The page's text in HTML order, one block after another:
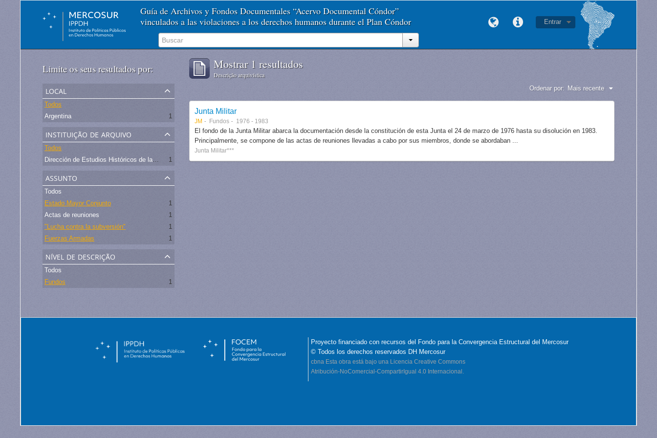
Guía de Archivos y Fondos Documentales “Acervo Documental Cóndor”
vinculados a las violaciones a los derechos humanos durante el Plan Cóndor
Entrar
Limite os seus resultados por:
local
Todos
Argentina
1
instituição de arquivo
Todos
Dirección de Estudios Históricos de la Fuerza Aérea
1
assunto
Todos
Estado Mayor Conjunto
1
Actas de reuniones
1
"Lucha contra la subversión"
1
Fuerzas Armadas
1
nível de descrição
Todos
Fundos
1
Mostrar 1 resultados
Descrição arquivística
Ordenar por: Mais recente
Junta Militar
JM Fundos 1976 - 1983
El fondo de la Junta Militar abarca la documentación desde la constitución de esta Junta el 24 de marzo de 1976 hasta su disolución en 1983.
Principalmente, se compone de las actas de reuniones llevadas a cabo por sus miembros, donde se abordaban ...
Junta Militar***
Proyecto financiado con recursos del Fondo para la Convergencia Estructural del Mercosur
© Todos los derechos reservados DH Mercosur
cbna Esta obra está bajo una Licencia Creative Commons
Atribución-NoComercial-CompartirIgual 4.0 Internacional.